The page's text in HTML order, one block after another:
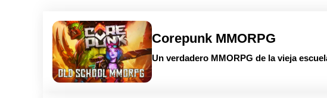
Corepunk MMORPG
Un verdadero MMORPG de la vieja